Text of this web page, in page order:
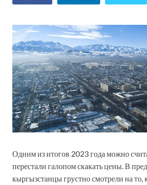
Одним из итогов 2023 года можно
перестали галопом скакать цены. В
кыргызстанцы грустно смотрели на то,